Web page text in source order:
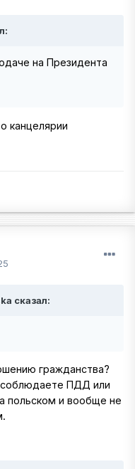
на Президента
канцелярии
сказал:
гражданства?
соблюдаете ПДД или
польском и вообще не